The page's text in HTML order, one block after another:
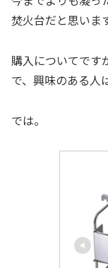
焚火台だと思いま
購入についてです
で、興味のある人
では。